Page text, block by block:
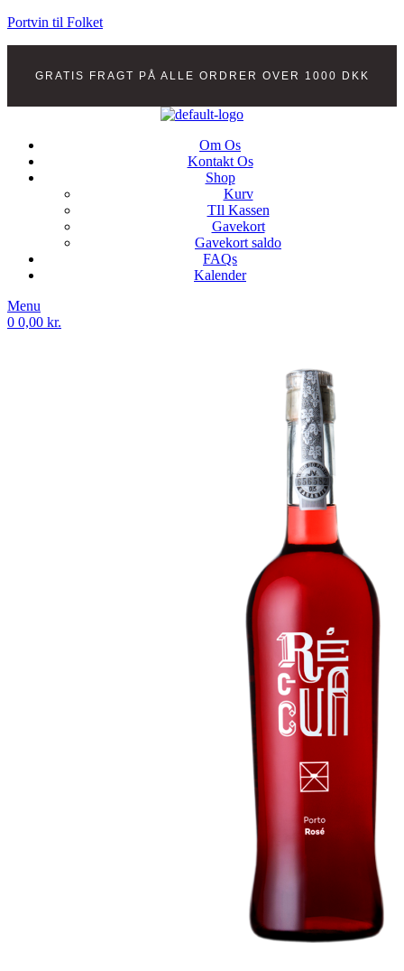
Portvin til Folket
GRATIS FRAGT PÅ ALLE ORDRER OVER 1000 DKK
Om Os
Kontakt Os
Shop
Kurv
TIl Kassen
Gavekort
Gavekort saldo
FAQs
Kalender
Menu
0 0,00 kr.